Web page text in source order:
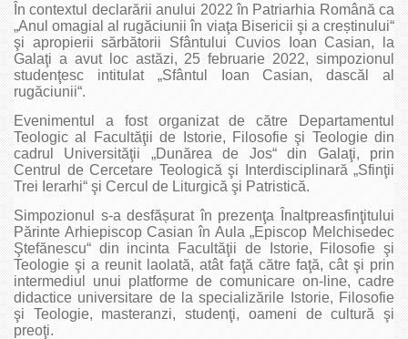
În contextul declarării anului 2022 în Patriarhia Română ca
„Anul omagial al rugăciunii în viaţa Bisericii şi a creștinului“
şi apropierii sărbătorii Sfântului Cuvios Ioan Casian, la
Galaţi a avut loc astăzi, 25 februarie 2022, simpozionul
studenţesc intitulat „Sfântul Ioan Casian, dascăl al
rugăciunii“.
Evenimentul a fost organizat de către Departamentul
Teologic al Facultăţii de Istorie, Filosofie şi Teologie din
cadrul Universităţii „Dunărea de Jos“ din Galaţi, prin
Centrul de Cercetare Teologică şi Interdisciplinară „Sfinţii
Trei Ierarhi“ şi Cercul de Liturgică şi Patristică.
Simpozionul s-a desfășurat în prezenţa Înaltpreasfinţitului
Părinte Arhiepiscop Casian în Aula „Episcop Melchisedec
Ştefănescu“ din incinta Facultăţii de Istorie, Filosofie şi
Teologie şi a reunit laolată, atât faţă către faţă, cât şi prin
intermediul unui platforme de comunicare on-line, cadre
didactice universitare de la specializările Istorie, Filosofie
şi Teologie, masteranzi, studenţi, oameni de cultură şi
preoţi.